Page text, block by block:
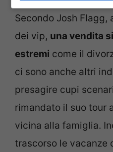
Secondo Josh Flagg,
dei vip, una vendita
estremi come il
ci sono anche altri
presagire cupi
rimandato il suo tour
vicina alla famiglia.
trascorso le vacanze